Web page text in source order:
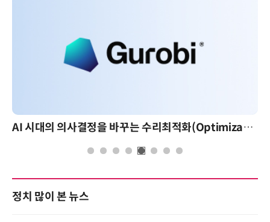
AI 시대의 의사결정을 바꾸는 수리최적화(Optimization): 실제 산업 적용 사례와 활용 전략
정치 많이 본 뉴스